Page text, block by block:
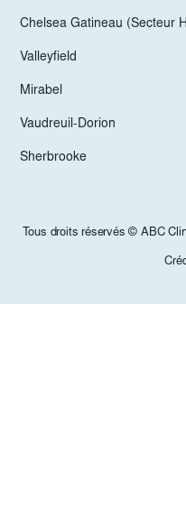
Chelsea Gatineau (Secteur
Valleyfield
Mirabel
Vaudreuil-Dorion
Sherbrooke
Tous droits réservés © ABC